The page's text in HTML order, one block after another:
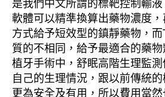
軟體可以精準換算出藥物濃度
方式給予短效型的鎮靜藥物，
質的不相同，給予最適合的藥
植牙手術中，舒眠高階生理監
自己的生理情況，跟以前傳統
更為安全及有用，所以費用當然